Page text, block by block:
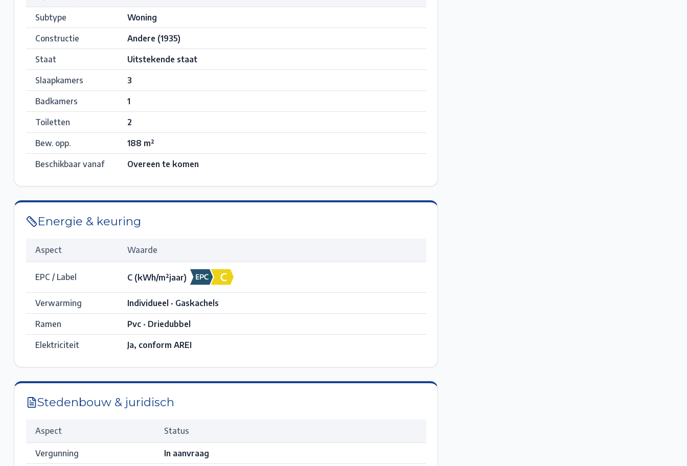
Subtype Woning
Constructie Andere (1935)
Staat Uitstekende staat
Slaapkamers 3
Badkamers 1
Toiletten 2
Bew. opp. 188 m²
Beschikbaar vanaf Overeen te komen
Energie & keuring
Aspect Waarde
EPC / Label C(kWh/m²jaar)
Verwarming Individueel · Gaskachels
Ramen Pvc · Driedubbel
Elektriciteit Ja, conform AREI
Stedenbouw & juridisch
Aspect Status
Vergunning In aanvraag